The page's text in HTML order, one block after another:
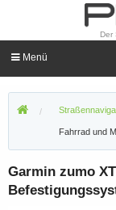
Der
Menü
Fahrrad und
Garmin zumo